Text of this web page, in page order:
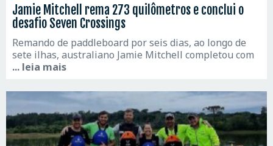
Jamie Mitchell rema 273 quilômetros e conclui o
desafio Seven Crossings
Remando de paddleboard por seis dias, ao longo de
sete ilhas, australiano Jamie Mitchell completou com
... leia mais